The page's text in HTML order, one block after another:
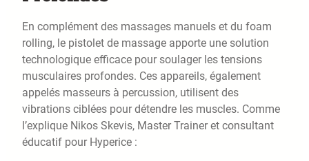
En complément des massages manuels et du foam
rolling, le pistolet de massage apporte une solution
technologique efficace pour soulager les tensions
musculaires profondes. Ces appareils, également
appelés masseurs à percussion, utilisent des
vibrations ciblées pour détendre les muscles. Comme
l’explique Nikos Skevis, Master Trainer et consultant
éducatif pour Hyperice :